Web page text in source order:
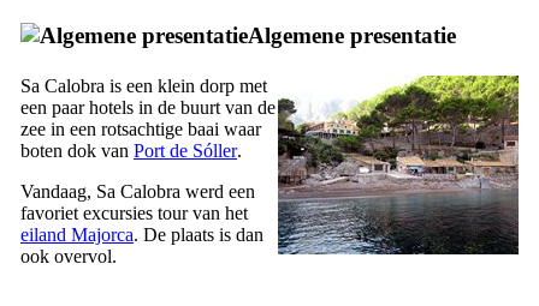
Algemene presentatie
Sa Calobra is een klein dorp met
een paar hotels in de buurt van de
zee in een rotsachtige baai waar
boten dok van Port de Sóller.
Vandaag, Sa Calobra werd een
favoriet excursies tour van het
eiland Majorca. De plaats is dan
ook overvol.